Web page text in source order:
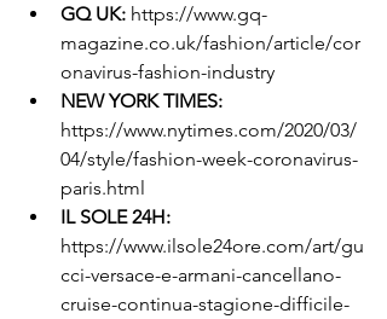
GQ UK: https://www.gq-
magazine.co.uk/fashion/article/cor
onavirus-fashion-industry
NEW YORK TIMES:
https://www.nytimes.com/2020/03/
04/style/fashion-week-coronavirus-
paris.html
IL SOLE 24H:
https://www.ilsole24ore.com/art/gu
cci-versace-e-armani-cancellano-
cruise-continua-stagione-difficile-